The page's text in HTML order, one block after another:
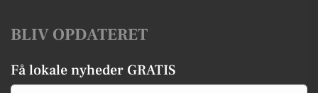
BLIV OPDATERET
Få lokale nyheder GRATIS